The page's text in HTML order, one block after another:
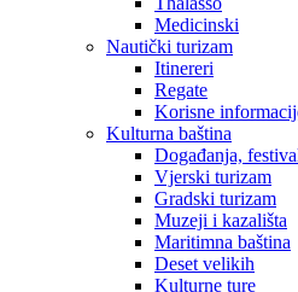
Medicinski
Nautički turizam
Itinereri
Regate
Korisne
Kulturna baština
Događanja,
Vjerski turizam
Gradski turizam
Muzeji i kazališta
Maritimna baština
Deset velikih
Kulturne ture